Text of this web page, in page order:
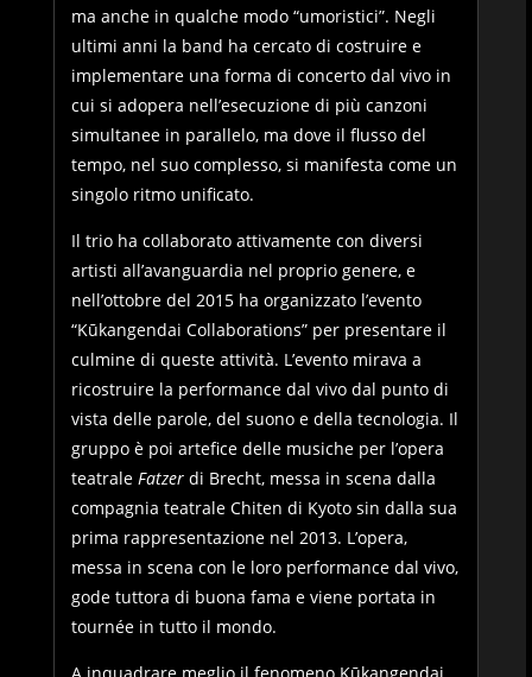
ma anche in qualche modo “umoristici”. Negli
ultimi anni la band ha cercato di costruire e
implementare una forma di concerto dal vivo in
cui si adopera nell’esecuzione di più canzoni
simultanee in parallelo, ma dove il flusso del
tempo, nel suo complesso, si manifesta come un
singolo ritmo unificato.
Il trio ha collaborato attivamente con diversi
artisti all’avanguardia nel proprio genere, e
nell’ottobre del 2015 ha organizzato l’evento
“Kūkangendai Collaborations” per presentare il
culmine di queste attività. L’evento mirava a
ricostruire la performance dal vivo dal punto di
vista delle parole, del suono e della tecnologia. Il
gruppo è poi artefice delle musiche per l’opera
teatraleFatzer di Brecht, messa in scena dalla
compagnia teatrale Chiten di Kyoto sin dalla sua
prima rappresentazione nel 2013. L’opera,
messa in scena con le loro performance dal vivo,
gode tuttora di buona fama e viene portata in
tournée in tutto il mondo.